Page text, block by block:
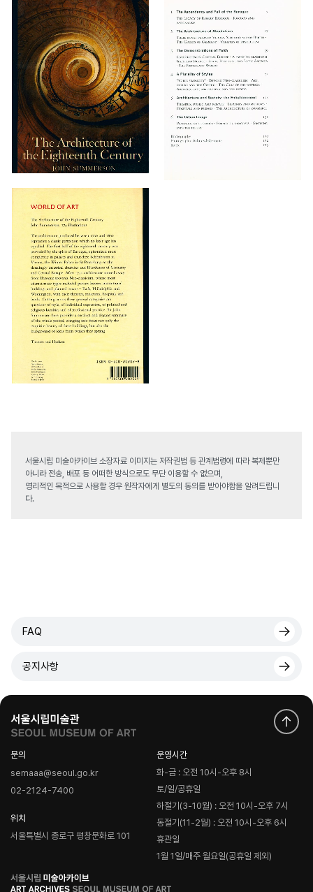
서울시립 미술아카이브 소장자료 이미지는 저작권법 등 관계법령에 따라 복제뿐만
아니라 전송, 배포 등 어떠한 방식으로도 무단 이용할 수 없으며,
영리적인 목적으로 사용할 경우 원작자에게 별도의 동의를 받아야함을 알려드립니
다.
FAQ
공지사항
문의
semaaa@seoul.go.kr
02-2124-7400
위치
서울특별시 종로구 평창문화로 101
운영시간
화-금 : 오전 10시-오후 8시
토/일/공휴일
하절기(3-10월) : 오전 10시-오후 7시
동절기(11-2월) : 오전 10시-오후 6시
휴관일
1월 1일/매주 월요일(공휴일 제외)
로
고